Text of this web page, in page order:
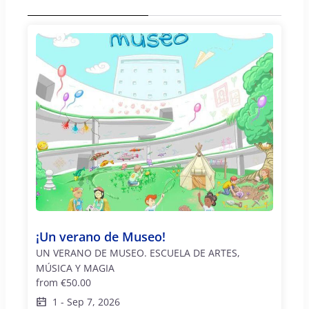
¡Un verano de Museo!
UN VERANO DE MUSEO. ESCUELA DE ARTES,
MÚSICA Y MAGIA
from €50.00
1 - Sep 7, 2026